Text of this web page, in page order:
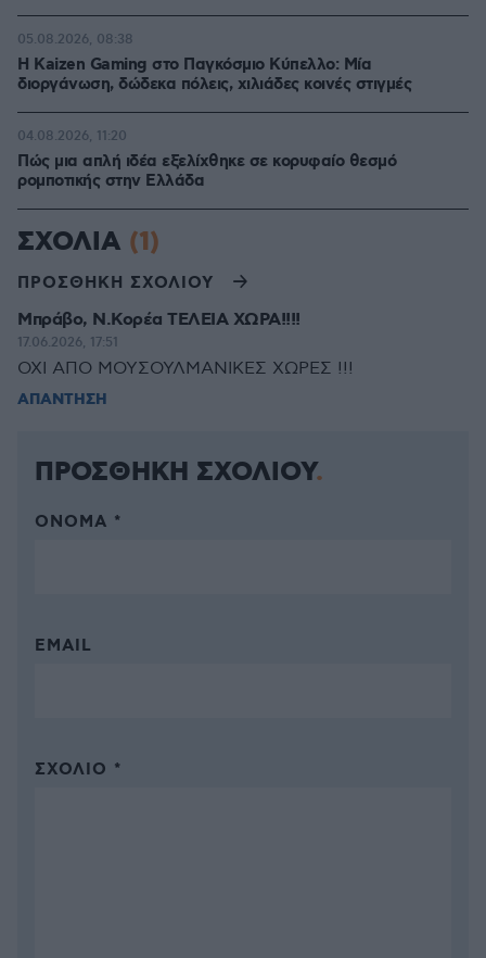
H Kaizen Gaming στο Παγκόσμιο Kύπελλο: Μία
διοργάνωση, δώδεκα πόλεις, χιλιάδες κοινές στιγμές
05.08.2026, 08:38
Πώς μια απλή ιδέα εξελίχθηκε σε κορυφαίο θεσμό
ρομποτικής στην Ελλάδα
04.08.2026, 11:20
ΣΧΟΛΙΑ (1)
ΠΡΟΣΘΗΚΗ ΣΧΟΛΙΟΥ
Μπράβο, Ν.Κορέα ΤΕΛΕΙΑ ΧΩΡΑ!!!!
17.06.2026, 17:51
ΟΧΙ ΑΠΟ ΜΟΥΣΟΥΛΜΑΝΙΚΕΣ ΧΩΡΕΣ !!!
ΑΠΑΝΤΗΣΗ
ΠΡΟΣΘΗΚΗ ΣΧΟΛΙΟΥ
ΌΝΟΜΑ *
EMAIL
ΣΧΌΛΙΟ *